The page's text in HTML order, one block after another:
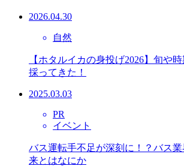
2026.04.30
自然
【ホタルイカの身投げ2026】旬や
採ってきた！
2025.03.03
PR
イベント
バス運転手不足が深刻に！？バス
来とはなにか